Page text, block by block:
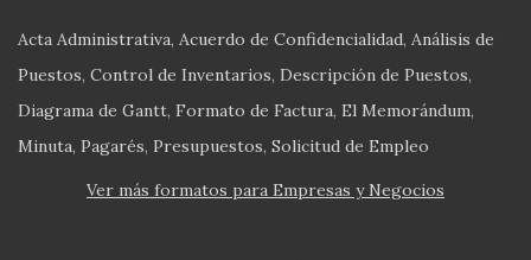
Acta Administrativa Acuerdo de Confidencialidad Análisis de
Puestos Control de Inventarios Descripción de Puestos
Diagrama de Gantt Formato de Factura El Memorándum
Minuta Pagarés Presupuestos Solicitud de Empleo
Ver más formatos para Empresas y Negocios